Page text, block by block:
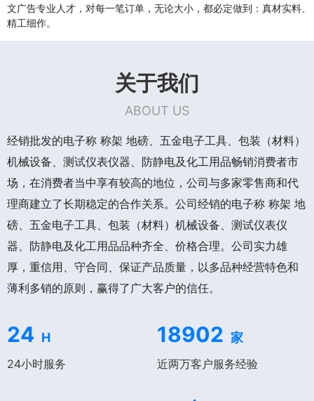
文广告专业人才，对每一笔订单，无论大小，都必定做到：真材实料、
精工细作。
关于我们
ABOUT US
经销批发的电子称 称架 地磅、五金电子工具、包装（材料）
机械设备、测试仪表仪器、防静电及化工用品畅销消费者市
场，在消费者当中享有较高的地位，公司与多家零售商和代
理商建立了长期稳定的合作关系。公司经销的电子称 称架 地
磅、五金电子工具、包装（材料）机械设备、测试仪表仪
器、防静电及化工用品品种齐全、价格合理。公司实力雄
厚，重信用、守合同、保证产品质量，以多品种经营特色和
薄利多销的原则，赢得了广大客户的信任。
24 H
24小时服务
18902 家
近两万客户服务经验